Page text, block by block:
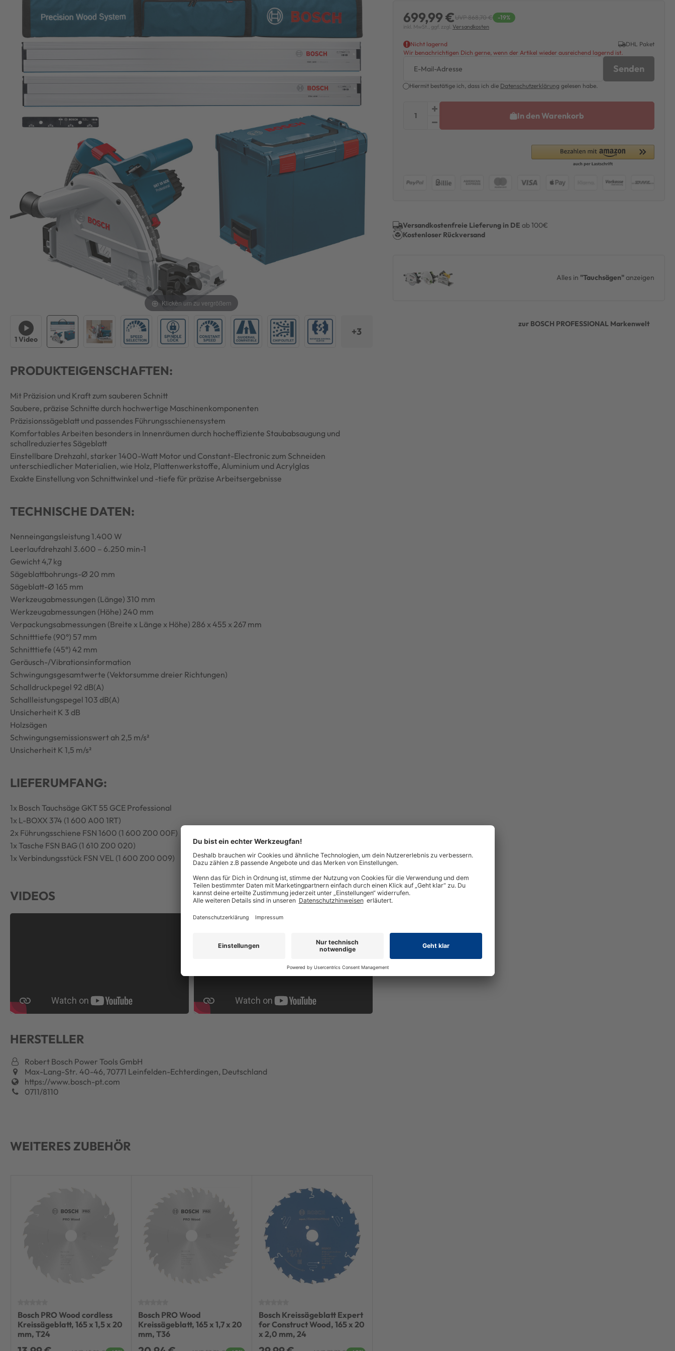
Klicken um zu vergrößern
1 Video
+3
PRODUKTEIGENSCHAFTEN:
Mit Präzision und Kraft zum sauberen Schnitt
Saubere, präzise Schnitte durch hochwertige Maschinenkomponenten
Präzisionssägeblatt und passendes Führungsschienensystem
Komfortables Arbeiten besonders in Innenräumen durch hocheffiziente Staubabsaugung und
schallreduziertes Sägeblatt
Einstellbare Drehzahl, starker 1400-Watt Motor und Constant-Electronic zum Schneiden
unterschiedlicher Materialien, wie Holz, Plattenwerkstoffe, Aluminium und Acrylglas
Exakte Einstellung von Schnittwinkel und -tiefe für präzise Arbeitsergebnisse
TECHNISCHE DATEN:
Nenneingangsleistung 1.400 W
Leerlaufdrehzahl 3.600 – 6.250 min-1
Gewicht 4,7 kg
Sägeblattbohrungs-Ø 20 mm
Sägeblatt-Ø 165 mm
Werkzeugabmessungen (Länge) 310 mm
Werkzeugabmessungen (Höhe) 240 mm
Verpackungsabmessungen (Breite x Länge x Höhe) 286 x 455 x 267 mm
Schnitttiefe (90°) 57 mm
Schnitttiefe (45°) 42 mm
Geräusch-/Vibrationsinformation
Schwingungsgesamtwerte (Vektorsumme dreier Richtungen)
Schalldruckpegel 92 dB(A)
Schallleistungspegel 103 dB(A)
Unsicherheit K 3 dB
Holzsägen
Schwingungsemissionswert ah 2,5 m/s²
Unsicherheit K 1,5 m/s²
LIEFERUMFANG:
1x Bosch Tauchsäge GKT 55 GCE Professional
1x L-BOXX 374 (1 600 A00 1RT)
2x Führungsschiene FSN 1600 (1 600 Z00 00F)
1x Tasche FSN BAG (1 610 Z00 020)
1x Verbindungsstück FSN VEL (1 600 Z00 009)
VIDEOS
HERSTELLER
Robert Bosch Power Tools GmbH
Max-Lang-Str. 40-46, 70771 Leinfelden-Echterdingen, Deutschland
https://www.bosch-pt.com
0711/8110
WEITERES ZUBEHÖR
Bosch PRO Wood cordless
Kreissägeblatt, 165 x 1,5 x 20
mm, T24
Bosch PRO Wood
Kreissägeblatt, 165 x 1,7 x 20
mm, T36
Bosch Kreissägeblatt Expert
for Construct Wood, 165 x 20
x 2,0 mm, 24
699,99 €UVP 868,70 € -19%
inkl. MwSt., ggf. zzgl. Versandkosten
Nicht lagernd
DHL Paket
Wir benachrichtigen Dich gerne, wenn der Artikel wieder ausreichend lagernd ist.
Senden
Hiermit bestätige ich, dass ich die Daten­schutz­erklärung gelesen habe.
In den Warenkorb
Versandkostenfreie Lieferung in DE ab 100€
Kostenloser Rückversand
Alles in "Tauchsägen"anzeigen
zur BOSCH PROFESSIONAL Markenwelt